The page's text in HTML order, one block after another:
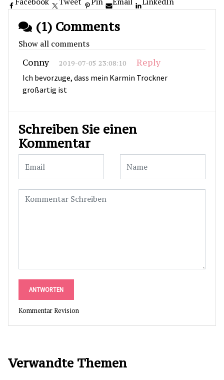
(1) Comments
Show all comments
Conny
2019-07-05 23:08:10 Reply
Ich bevorzuge, dass mein Karmin Trockner
großartig ist
Schreiben Sie einen
Kommentar
ANTWORTEN
Kommentar Revision
Verwandte Themen